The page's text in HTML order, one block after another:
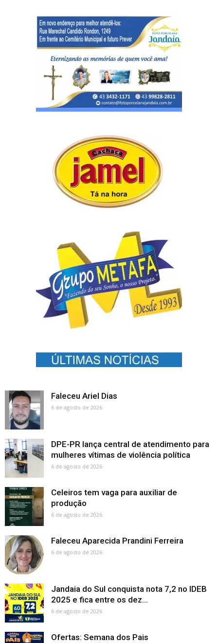
Faleceu Ariel Dias
6 de agosto de 2026
DPE-PR lança central de atendimento para
mulheres vítimas de violência política
6 de agosto de 2026
Celeiros tem vaga para auxiliar de
produção
6 de agosto de 2026
Faleceu Aparecida Prandini Ferreira
6 de agosto de 2026
Jandaia do Sul conquista nota 7,2 no IDEB
2025 e fica entre os dez...
6 de agosto de 2026
Ofertas: Semana dos Pais